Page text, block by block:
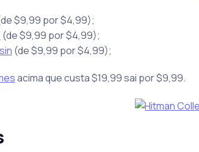
$9,99 por $4,99);
(de $9,99 por $4,99);
(de $9,99 por $4,99);
acima que custa $19,99 sai por $9,99.